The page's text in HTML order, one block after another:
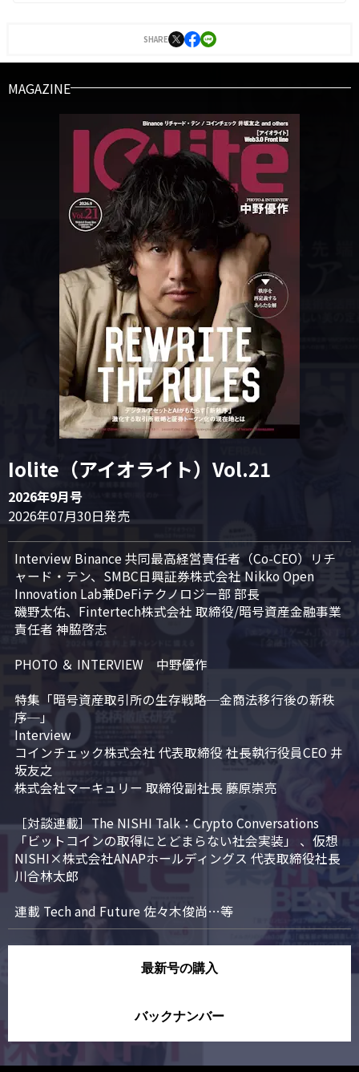
SHARE
MAGAZINE
Iolite（アイオライト）Vol.21
2026年9月号
2026年07月30日発売
Interview Binance 共同最高経営責任者（Co-CEO）リチ
ャード・テン、SMBC日興証券株式会社 Nikko Open
Innovation Lab兼DeFiテクノロジー部 部長
磯野太佑、Fintertech株式会社 取締役/暗号資産金融事業
責任者 神脇啓志
PHOTO ＆ INTERVIEW　中野優作
特集「暗号資産取引所の生存戦略─金商法移行後の新秩
序─」
Interview
コインチェック株式会社 代表取締役 社長執行役員CEO 井
坂友之
株式会社マーキュリー 取締役副社長 藤原崇亮
［対談連載］The NISHI Talk：Crypto Conversations
「ビットコインの取得にとどまらない社会実装」 、仮想
NISHI×株式会社ANAPホールディングス 代表取締役社長
川合林太郎
連載 Tech and Future 佐々木俊尚…等
最新号の購入
バックナンバー